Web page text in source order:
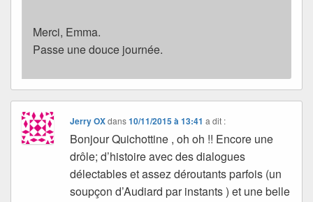
Merci, Emma.
Passe une douce journée.
Jerry OXdans10/11/2015 à 13:41 a dit :
Bonjour Quichottine , oh oh !! Encore une
drôle; d’histoire avec des dialogues
délectables et assez déroutants parfois (un
soupçon d’Audiard par instants ) et une belle